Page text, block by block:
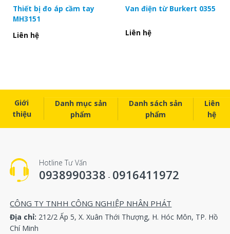
Thiết bị đo áp cầm tay
MH3151
Liên hệ
Van điện từ Burkert 0355
Liên hệ
Giới
thiệu
Danh mục sản
phẩm
Danh sách sản
phẩm
Liên
hệ
Hotline Tư Vấn
0938990338 - 0916411972
CÔNG TY TNHH CÔNG NGHIỆP NHÂN PHÁT
Địa chỉ: 212/2 Ấp 5, X. Xuân Thới Thượng, H. Hóc Môn, TP. Hồ
Chí Minh